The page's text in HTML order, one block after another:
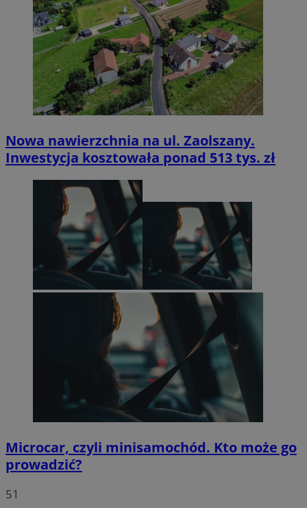
Nowa nawierzchnia na ul. Zaolszany.
Inwestycja kosztowała ponad 513 tys. zł
Microcar, czyli minisamochód. Kto może go
prowadzić?
51